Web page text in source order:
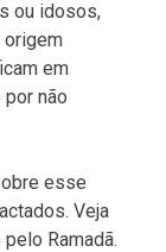
ou idosos,
origem
em
não
esse
Veja
Ramadã.